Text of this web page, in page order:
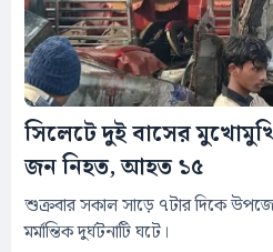
সিলেটে দুই বাসের
জন নিহত, আহত ১৫
শুক্রবার সকাল সাড়ে ৭টার দিকে
মর্মান্তিক দুর্ঘটনাটি ঘটে।